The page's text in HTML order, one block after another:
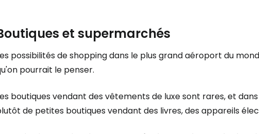
et supermarchés
possibilités de shopping dans le plus grand aéroport du
pourrait le penser.
boutiques vendant des vêtements de luxe sont rares, et
de petites boutiques vendant des livres, des appareils